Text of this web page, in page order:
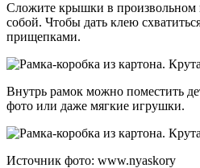
Сложите крышки в произвольном
собой. Чтобы дать клею
прищепками.
Внутрь рамок можно поместить
фото или даже мягкие игрушки.
Источник фото: www.nyaskory